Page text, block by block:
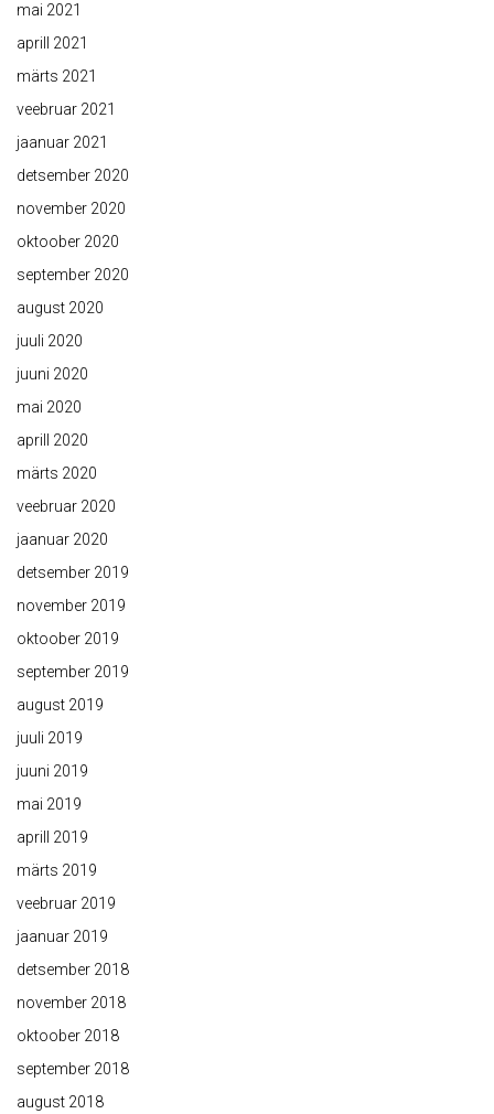
mai 2021
aprill 2021
märts 2021
veebruar 2021
jaanuar 2021
detsember 2020
november 2020
oktoober 2020
september 2020
august 2020
juuli 2020
juuni 2020
mai 2020
aprill 2020
märts 2020
veebruar 2020
jaanuar 2020
detsember 2019
november 2019
oktoober 2019
september 2019
august 2019
juuli 2019
juuni 2019
mai 2019
aprill 2019
märts 2019
veebruar 2019
jaanuar 2019
detsember 2018
november 2018
oktoober 2018
september 2018
august 2018